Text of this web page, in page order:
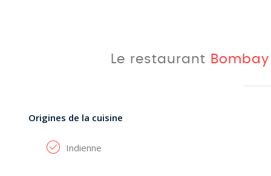
Le restaurant
Origines de la cuisine
Indienne